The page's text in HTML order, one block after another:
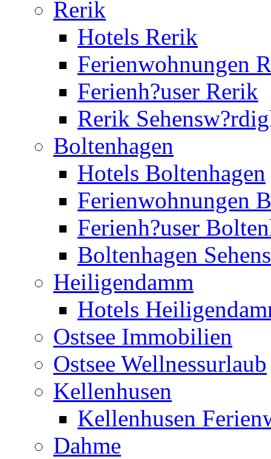
Rerik
Hotels Rerik
Ferienwohnungen
Ferienh?user Rerik
Rerik
Boltenhagen
Hotels Boltenhagen
Ferienwohnungen
Ferienh?user
Boltenhagen
Heiligendamm
Hotels
Ostsee Immobilien
Ostsee Wellnessurlaub
Kellenhusen
Kellenhusen
Dahme